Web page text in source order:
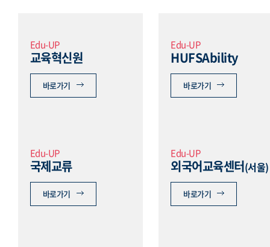
Edu-UP
교육혁신원
바로가기
Edu-UP
HUFSAbility
바로가기
Edu-UP
국제교류
바로가기
Edu-UP
외국어교육센터(서울)
바로가기